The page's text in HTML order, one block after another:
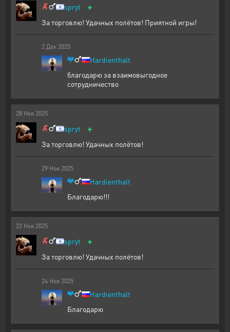
spryt +
За торговлю! Удачных полётов! Приятной игры!
2 Дек 2025
Hardienthalt
благодарю за взаимовыгодное
сотрудничество
28 Ноя 2025
spryt +
За торговлю! Удачных полётов!
29 Ноя 2025
Hardienthalt
Благодарю!!!
22 Ноя 2025
spryt +
За торговлю! Удачных полётов!
24 Ноя 2025
Hardienthalt
Благодарю